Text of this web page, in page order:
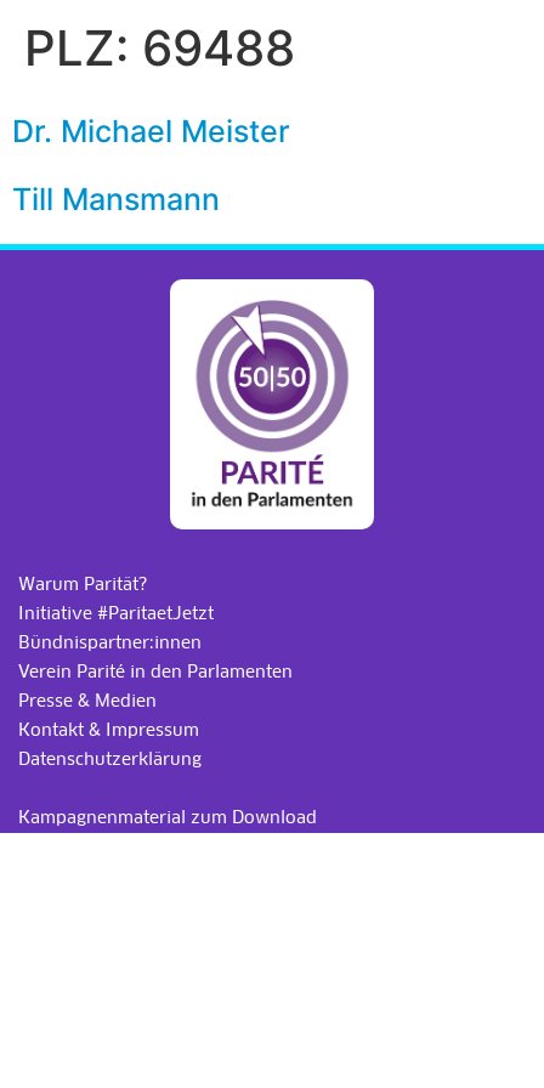
PLZ: 69488
Dr. Michael Meister
Till Mansmann
Warum Parität?
Initiative #ParitaetJetzt
Bündnispartner:innen
Verein Parité in den Parlamenten
Presse & Medien
Kontakt & Impressum
Datenschutzerklärung
Kampagnenmaterial zum Download